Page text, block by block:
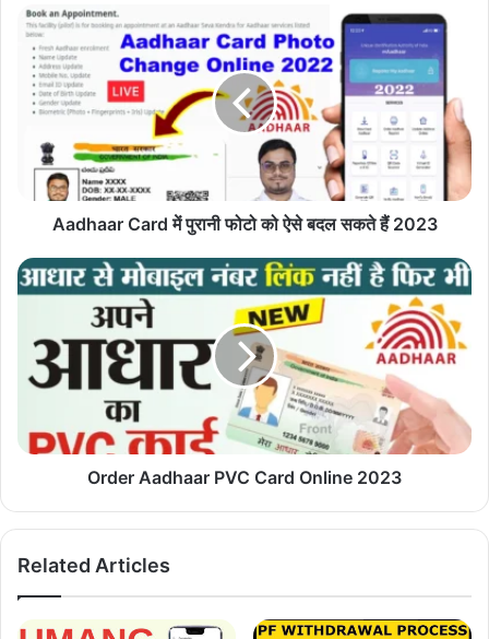
Aadhaar
Card
पुरानी
फोटो
बदल
सकते
Aadhaar Card में पुरानी फोटो को ऐसे बदल सकते हैं 2023
Order
Aadhaar
Card
Online
2023
Order Aadhaar PVC Card Online 2023
Related Articles